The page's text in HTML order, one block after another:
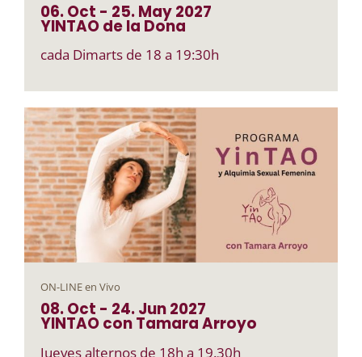
06. Oct - 25. May 2027
YINTAO de la Dona
cada Dimarts de 18 a 19:30h
ON-LINE en Vivo
08. Oct - 24. Jun 2027
YINTAO con Tamara Arroyo
Jueves alternos de 18h a 19.30h